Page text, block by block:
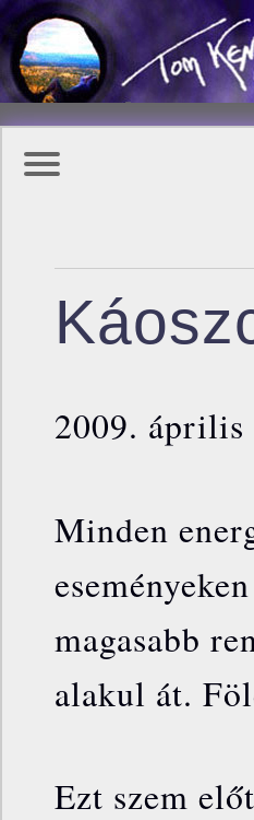
2009. április
Minden
magasabb
alakul át.
Ezt szem